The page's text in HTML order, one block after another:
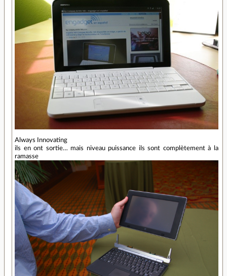
Always Innovating
ils en ont sortie… mais niveau puissance ils sont complètement à la
ramasse